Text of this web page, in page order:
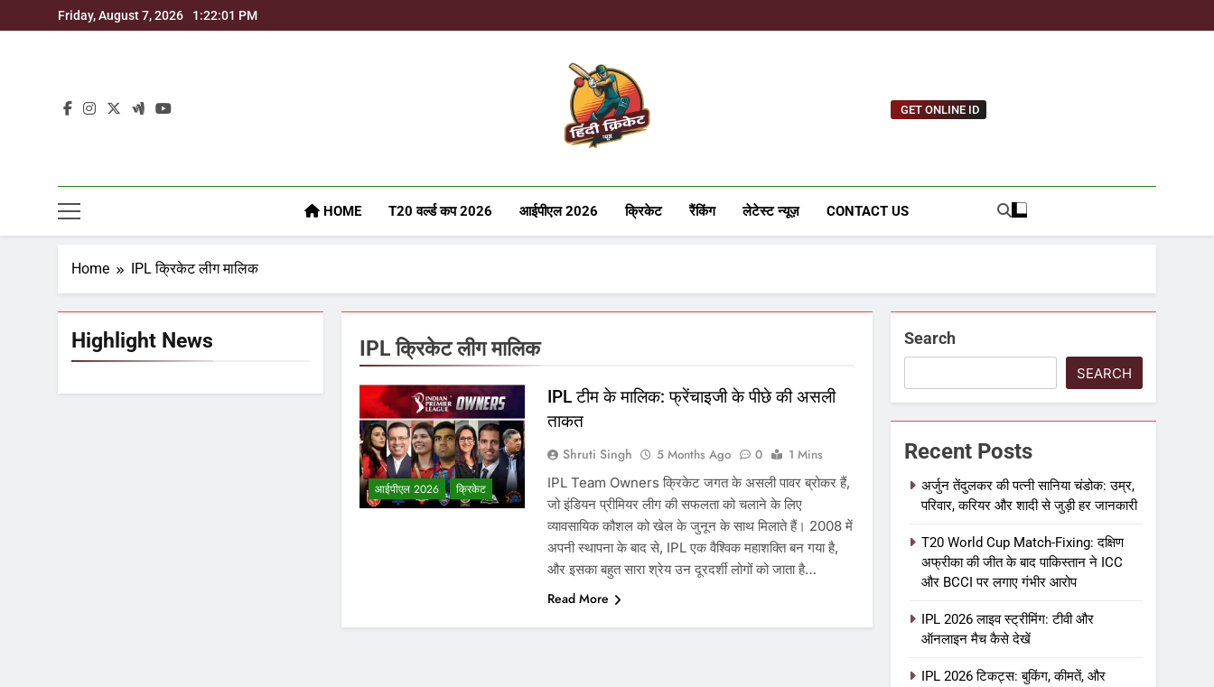
to
Friday, August 7, 2026 1:22:01 PM
Hindicricketnews.com
GET ONLINE ID
HOME T20 वर्ल्ड कप 2026 आईपीएल 2026 क्रिकेट रैंकिंग लेटेस्ट न्यूज़ CONTACT US
Home IPL क्रिकेट लीग मालिक
Highlight News IPL क्रिकेट लीग मालिक
आईपीएल 2026 क्रिकेट
IPL टीम के मालिक: फ्रेंचाइजी के पीछे की असली
ताकत
Shruti Singh 5 Months Ago 0
1 Mins
IPL Team Owners क्रिकेट जगत के असली पावर ब्रोकर हैं,
जो इंडियन प्रीमियर लीग की सफलता को चलाने के लिए
व्यावसायिक कौशल को खेल के जुनून के साथ मिलाते हैं। 2008 में
अपनी स्थापना के बाद से, IPL एक वैश्विक महाशक्ति बन गया है,
और इसका बहुत सारा श्रेय उन दूरदर्शी लोगों को जाता है…
Read More
Search
SEARCH
Recent Posts
अर्जुन तेंदुलकर की पत्नी सानिया चंडोक: उम्र,
परिवार, करियर और शादी से जुड़ी हर जानकारी
T20 World Cup Match-Fixing: दक्षिण
अफ्रीका की जीत के बाद पाकिस्तान ने ICC
और BCCI पर लगाए गंभीर आरोप
IPL 2026 लाइव स्ट्रीमिंग: टीवी और
ऑनलाइन मैच कैसे देखें
IPL 2026 टिकट्स: बुकिंग, कीमतें, और